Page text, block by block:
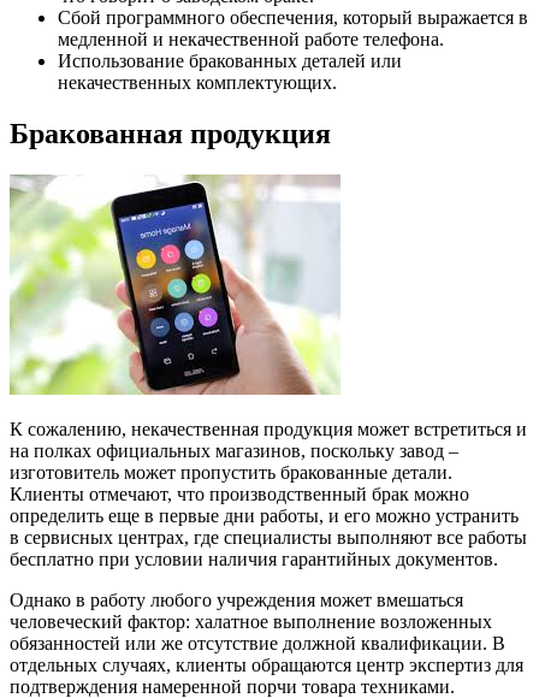
Сбой программного обеспечения, который выражается в
медленной и некачественной работе телефона.
Использование бракованных деталей или
некачественных комплектующих.
Бракованная продукция
К сожалению, некачественная продукция может встретиться и
на полках официальных магазинов, поскольку завод –
изготовитель может пропустить бракованные детали.
Клиенты отмечают, что производственный брак можно
определить еще в первые дни работы, и его можно устранить
в сервисных центрах, где специалисты выполняют все работы
бесплатно при условии наличия гарантийных документов.
Однако в работу любого учреждения может вмешаться
человеческий фактор: халатное выполнение возложенных
обязанностей или же отсутствие должной квалификации. В
отдельных случаях, клиенты обращаются центр экспертиз для
подтверждения намеренной порчи товара техниками.